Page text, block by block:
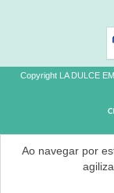
Ao navegar por
Copyright LA DULCE